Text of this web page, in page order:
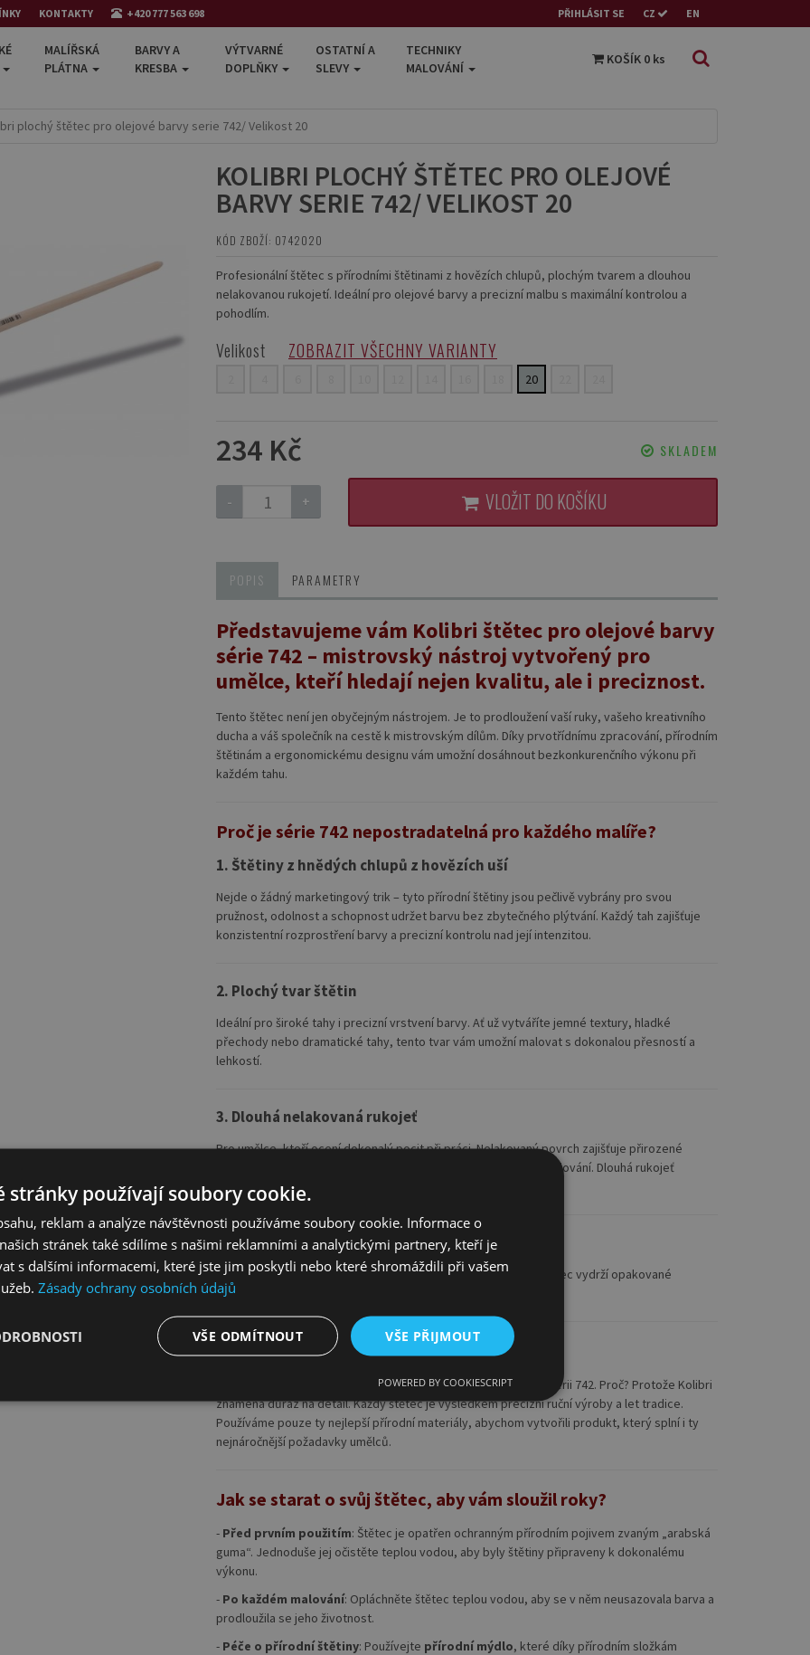
KONTAKTY +420 777 563 698 PŘIHLÁSIT SE CZ EN
MALÍŘSKÁ
PLÁTNA
BARVY A
KRESBA
VÝTVARNÉ
DOPLŇKY
OSTATNÍ A
SLEVY
TECHNIKY
MALOVÁNÍ
KOŠÍK 0 ks
plochý štětec pro olejové barvy serie 742/ Velikost 20
KOLIBRI PLOCHÝ ŠTĚTEC PRO OLEJOVÉ
BARVY SERIE 742/ VELIKOST 20
KÓD ZBOŽÍ: 0742020
Profesionální štětec s přírodními štětinami z hovězích chlupů, plochým tvarem a dlouhou
nelakovanou rukojetí. Ideální pro olejové barvy a precizní malbu s maximální kontrolou a
pohodlím.
Velikost ZOBRAZIT VŠECHNY VARIANTY
20
234 Kč SKLADEM
- + VLOŽIT DO KOŠÍKU
POPIS PARAMETRY
Představujeme vám Kolibri štětec pro olejové barvy
série 742 – mistrovský nástroj vytvořený pro
umělce, kteří hledají nejen kvalitu, ale i preciznost.
Tento štětec není jen obyčejným nástrojem. Je to prodloužení vaší ruky, vašeho kreativního
ducha a váš společník na cestě k mistrovským dílům. Díky prvotřídnímu zpracování, přírodním
štětinám a ergonomickému designu vám umožní dosáhnout bezkonkurenčního výkonu při
každém tahu.
Proč je série 742 nepostradatelná pro každého malíře?
1. Štětiny z hnědých chlupů z hovězích uší
Nejde o žádný marketingový trik – tyto přírodní štětiny jsou pečlivě vybrány pro svou
pružnost, odolnost a schopnost udržet barvu bez zbytečného plýtvání. Každý tah zajišťuje
konzistentní rozprostření barvy a precizní kontrolu nad její intenzitou.
2. Plochý tvar štětin
Ideální pro široké tahy i precizní vrstvení barvy. Ať už vytváříte jemné textury, hladké
přechody nebo dramatické tahy, tento tvar vám umožní malovat s dokonalou přesností a
lehkostí.
3. Dlouhá nelakovaná rukojeť
Pro umělce, kteří ocení dokonalý pocit při práci. Nelakovaný povrch zajišťuje přirozené
držení, které minimalizuje únavu ruky i při dlouhých hodinách malování. Dlouhá rukojeť
zároveň poskytuje větší svobodu a flexibilitu při pohybu.
4. Ponikované kování
Pevné a odolné spoje mezi rukojetí a štětinami garantují, že štětec vydrží opakované
používání bez rizika rozpadnutí nebo uvolnění štětin.
Co dělá Kolibri štětec unikátním?
Na trhu existuje mnoho štětců, ale žádný se nevyrovná Kolibri sérii 742. Proč? Protože Kolibri
znamená důraz na detail. Každý štětec je výsledkem precizní ruční výroby a let tradice.
Používáme pouze ty nejlepší přírodní materiály, abychom vytvořili produkt, který splní i ty
nejnáročnější požadavky umělců.
Jak se starat o svůj štětec, aby vám sloužil roky?
- Před prvním použitím: Štětec je opatřen ochranným přírodním pojivem zvaným „arabská
guma“. Jednoduše jej očistěte teplou vodou, aby byly štětiny připraveny k dokonalému
výkonu.
- Po každém malování: Opláchněte štětec teplou vodou, aby se v něm neusazovala barva a
prodloužila se jeho životnost.
- Péče o přírodní štětiny: Používejte přírodní mýdlo, které díky přírodním složkám
stránky používají soubory cookie.
reklam a analýze návštěvnosti používáme soubory cookie. Informace o
stránek také sdílíme s našimi reklamními a analytickými partnery, kteří je
s dalšími informacemi, které jste jim poskytli nebo které shromáždili při vašem
Zásady ochrany osobních údajů
VŠE PŘIJMOUT
VŠE ODMÍTNOUT
POWERED BY COOKIESCRIPT